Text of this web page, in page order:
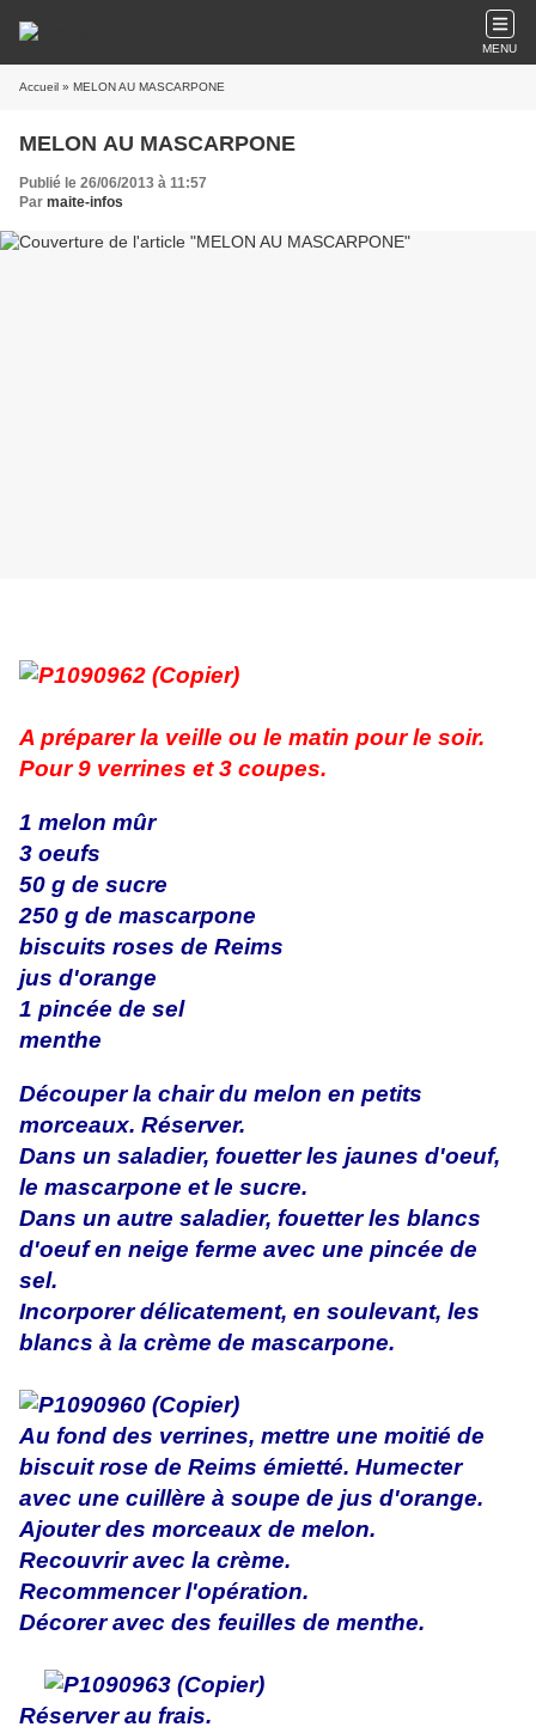
MENU
Accueil » MELON AU MASCARPONE
MELON AU MASCARPONE
Publié le 26/06/2013 à 11:57
Par maite-infos
A préparer la veille ou le matin pour le soir.
Pour 9 verrines et 3 coupes.
1 melon mûr
3 oeufs
50 g de sucre
250 g de mascarpone
biscuits roses de Reims
jus d'orange
1 pincée de sel
menthe
Découper la chair du melon en petits
morceaux. Réserver.
Dans un saladier, fouetter les jaunes d'oeuf,
le mascarpone et le sucre.
Dans un autre saladier, fouetter les blancs
d'oeuf en neige ferme avec une pincée de
sel.
Incorporer délicatement, en soulevant, les
blancs à la crème de mascarpone.
Au fond des verrines, mettre une moitié de
biscuit rose de Reims émietté. Humecter
avec une cuillère à soupe de jus d'orange.
Ajouter des morceaux de melon.
Recouvrir avec la crème.
Recommencer l'opération.
Décorer avec des feuilles de menthe.
Réserver au frais.